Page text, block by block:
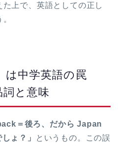
上で、英語としての正し
は中学英語の罠
と意味
＝後ろ、だから Japan
ょ？」
というもの。この誤